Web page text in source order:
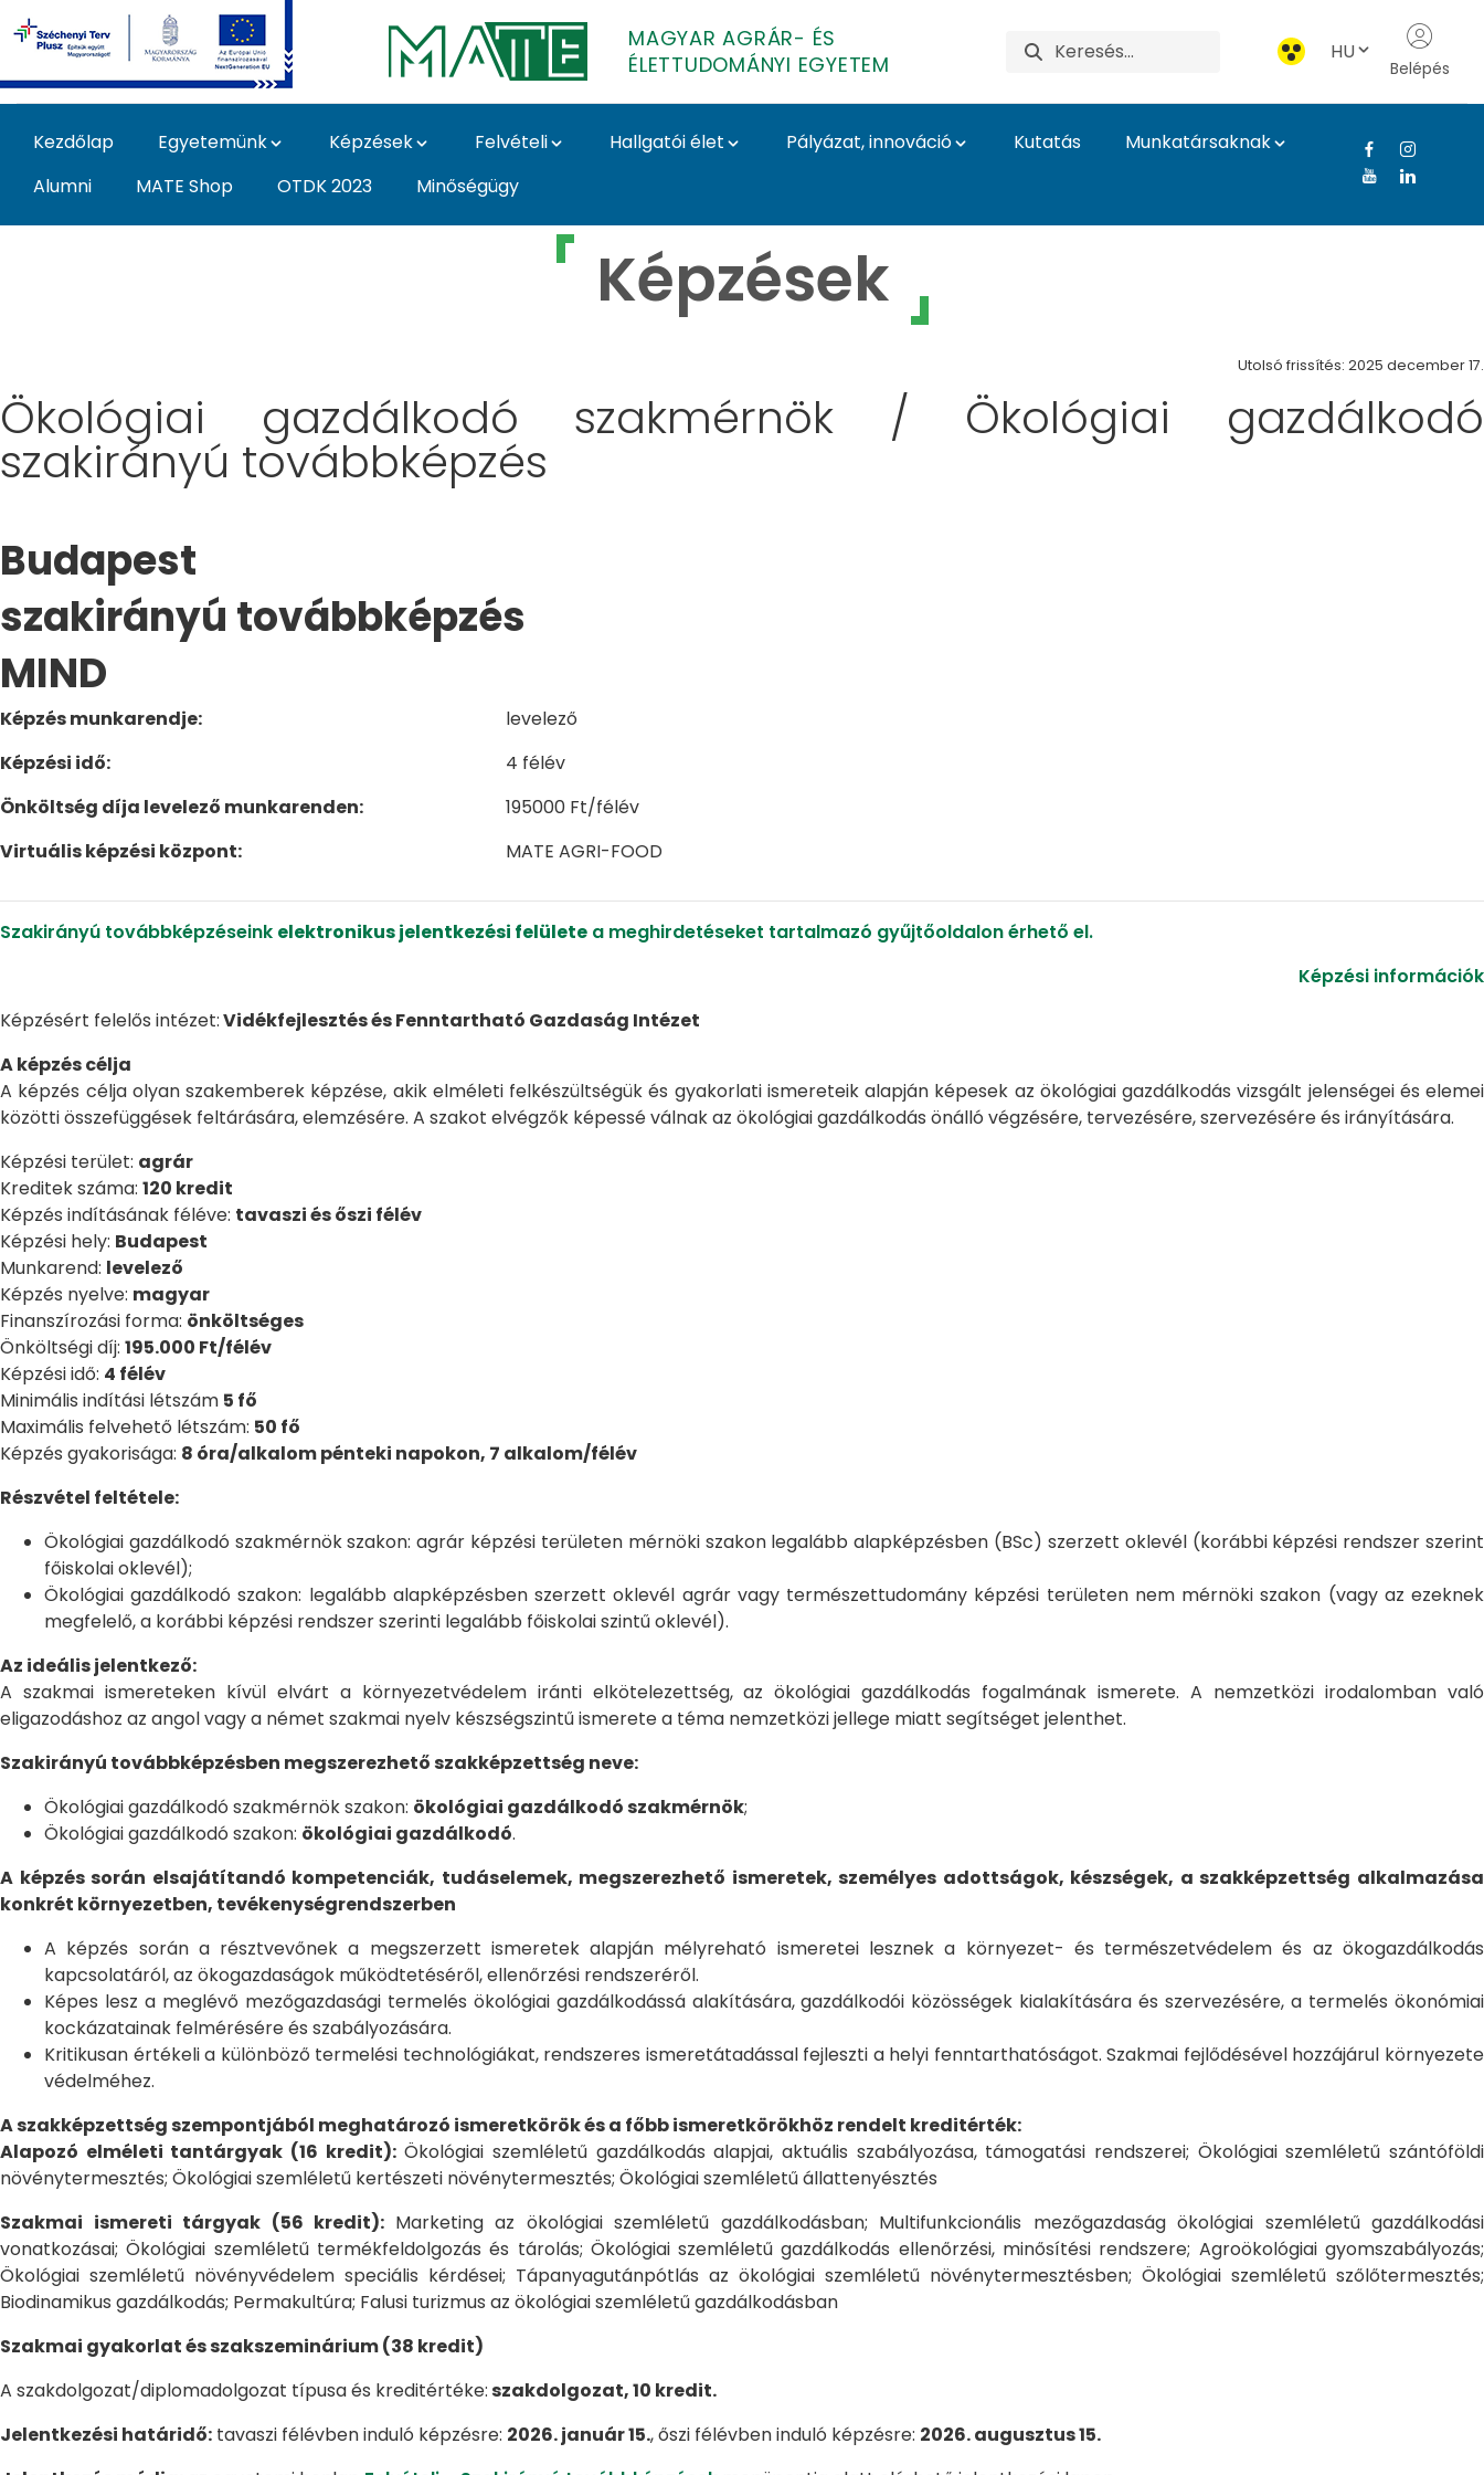
Ugrás a fő tartalomhoz
MAGYAR AGRÁR- ÉS
ÉLETTUDOMÁNYI EGYETEM
HU
Belépés
Kezdőlap Egyetemünk Képzések Felvételi Hallgatói élet Pályázat, innováció Kutatás
Munkatársaknak
Alumni
MATE Shop OTDK 2023 Minőségügy
Képzés - Magyar Agrár- és Élettudományi Egyetem
Képzések
Utolsó frissítés: 2025 december 17.
Ökológiai gazdálkodó szakmérnök / Ökológiai gazdálkodó
szakirányú továbbképzés
Budapest
szakirányú továbbképzés
MIND
Képzés munkarendje:
levelező
Képzési idő:
4 félév
Önköltség díja levelező munkarenden:
195000 Ft/félév
Virtuális képzési központ:
MATE AGRI-FOOD
Szakirányú továbbképzéseink elektronikus jelentkezési felülete a meghirdetéseket tartalmazó gyűjtőoldalon érhető el.
Képzési információk
Képzésért felelős intézet:Vidékfejlesztés és Fenntartható Gazdaság Intézet
A képzés célja
A képzés célja olyan szakemberek képzése, akik elméleti felkészültségük és gyakorlati ismereteik alapján képesek az ökológiai gazdálkodás vizsgált jelenségei és elemei
közötti összefüggések feltárására, elemzésére. A szakot elvégzők képessé válnak az ökológiai gazdálkodás önálló végzésére, tervezésére, szervezésére és irányítására.
Képzési terület: agrár
Kreditek száma: 120 kredit
Képzés indításának féléve: tavaszi és őszi félév
Képzési hely: Budapest
Munkarend: levelező
Képzés nyelve: magyar
Finanszírozási forma: önköltséges
Önköltségi díj: 195.000 Ft/félév
Képzési idő: 4 félév
Minimális indítási létszám 5 fő
Maximális felvehető létszám: 50 fő
Képzés gyakorisága: 8 óra/alkalom pénteki napokon, 7 alkalom/félév
Részvétel feltétele:
Ökológiai gazdálkodó szakmérnök szakon: agrár képzési területen mérnöki szakon legalább alapképzésben (BSc) szerzett oklevél (korábbi képzési rendszer szerint
főiskolai oklevél);
Ökológiai gazdálkodó szakon: legalább alapképzésben szerzett oklevél agrár vagy természettudomány képzési területen nem mérnöki szakon (vagy az ezeknek
megfelelő, a korábbi képzési rendszer szerinti legalább főiskolai szintű oklevél).
Az ideális jelentkező:
A szakmai ismereteken kívül elvárt a környezetvédelem iránti elkötelezettség, az ökológiai gazdálkodás fogalmának ismerete. A nemzetközi irodalomban való
eligazodáshoz az angol vagy a német szakmai nyelv készségszintű ismerete a téma nemzetközi jellege miatt segítséget jelenthet.
Szakirányú továbbképzésben megszerezhető szakképzettség neve:
Ökológiai gazdálkodó szakmérnök szakon: ökológiai gazdálkodó szakmérnök;
Ökológiai gazdálkodó szakon: ökológiai gazdálkodó.
A képzés során elsajátítandó kompetenciák, tudáselemek, megszerezhető ismeretek, személyes adottságok, készségek, a szakképzettség alkalmazása
konkrét környezetben, tevékenységrendszerben
A képzés során a résztvevőnek a megszerzett ismeretek alapján mélyreható ismeretei lesznek a környezet- és természetvédelem és az ökogazdálkodás
kapcsolatáról, az ökogazdaságok működtetéséről, ellenőrzési rendszeréről.
Képes lesz a meglévő mezőgazdasági termelés ökológiai gazdálkodássá alakítására, gazdálkodói közösségek kialakítására és szervezésére, a termelés ökonómiai
kockázatainak felmérésére és szabályozására.
Kritikusan értékeli a különböző termelési technológiákat, rendszeres ismeretátadással fejleszti a helyi fenntarthatóságot. Szakmai fejlődésével hozzájárul környezete
védelméhez.
A szakképzettség szempontjából meghatározó ismeretkörök és a főbb ismeretkörökhöz rendelt kreditérték:
Alapozó elméleti tantárgyak (16 kredit):Ökológiai szemléletű gazdálkodás alapjai, aktuális szabályozása, támogatási rendszerei; Ökológiai szemléletű szántóföldi
növénytermesztés; Ökológiai szemléletű kertészeti növénytermesztés; Ökológiai szemléletű állattenyésztés
Szakmai ismereti tárgyak (56 kredit): Marketing az ökológiai szemléletű gazdálkodásban; Multifunkcionális mezőgazdaság ökológiai szemléletű gazdálkodási
vonatkozásai; Ökológiai szemléletű termékfeldolgozás és tárolás; Ökológiai szemléletű gazdálkodás ellenőrzési, minősítési rendszere; Agroökológiai gyomszabályozás;
Ökológiai szemléletű növényvédelem speciális kérdései; Tápanyagutánpótlás az ökológiai szemléletű növénytermesztésben; Ökológiai szemléletű szőlőtermesztés;
Biodinamikus gazdálkodás; Permakultúra; Falusi turizmus az ökológiai szemléletű gazdálkodásban
Szakmai gyakorlat és szakszeminárium (38 kredit)
A szakdolgozat/diplomadolgozat típusa és kreditértéke: szakdolgozat, 10 kredit.
Jelentkezési határidő: tavaszi félévben induló képzésre: 2026. január 15., őszi félévben induló képzésre: 2026. augusztus 15.